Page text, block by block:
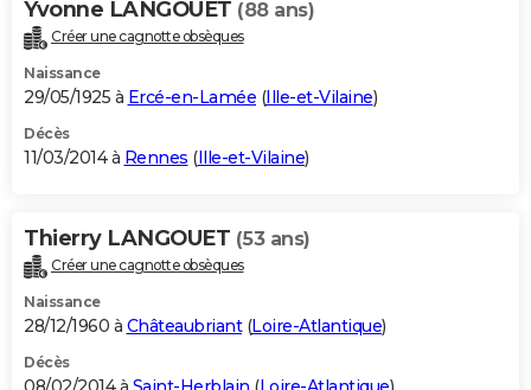
Yvonne LANGOUET (88 ans)
Créer une cagnotte obsèques
Naissance
29/05/1925 à Ercé-en-Lamée (Ille-et-Vilaine)
Décès
11/03/2014 à Rennes (Ille-et-Vilaine)
Thierry LANGOUET (53 ans)
Créer une cagnotte obsèques
Naissance
28/12/1960 à Châteaubriant(Loire-Atlantique)
Décès